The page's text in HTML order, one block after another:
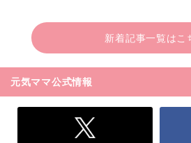
新着記事一覧はこ
元気ママ公式情報